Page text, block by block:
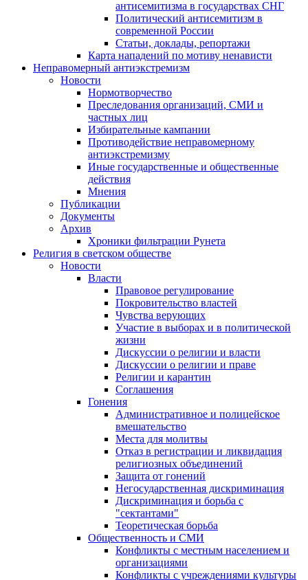
антисемитизма в государствах СНГ
Политический антисемитизм в
современной России
Статьи, доклады, репортажи
Карта нападений по мотиву ненависти
Неправомерный антиэкстремизм
Новости
Нормотворчество
Преследования организаций, СМИ и
частных лиц
Избирательные кампании
Противодействие неправомерному
антиэкстремизму
Иные государственные и общественные
действия
Мнения
Публикации
Документы
Архив
Хроники фильтрации Рунета
Религия в светском обществе
Новости
Власти
Правовое регулирование
Покровительство властей
Чувства верующих
Участие в выборах и в политической
жизни
Дискуссии о религии и власти
Дискуссии о религии и праве
Религии и карантин
Соглашения
Гонения
Административное и полицейское
вмешательство
Места для молитвы
Отказ в регистрации и ликвидация
религиозных объединений
Защита от гонений
Негосударственная дискриминация
Дискриминация и борьба с
"сектантами"
Теоретическая борьба
Общественность и СМИ
Конфликты с местным населением и
организациями
Конфликты с учреждениями культуры